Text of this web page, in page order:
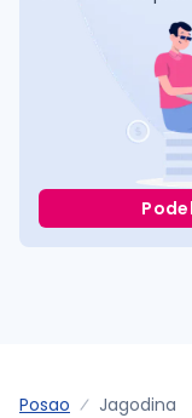
Posao Jagodina